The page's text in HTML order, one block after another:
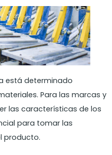
está determinado
Para las marcas y
las características de los
para tomar las
producto.